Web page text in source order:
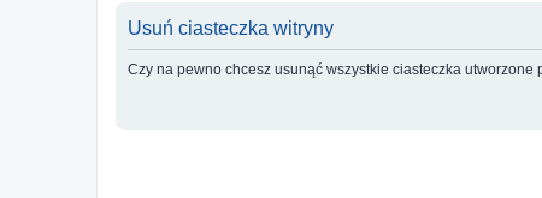
Usuń ciasteczka witryny
Czy na pewno chcesz usunąć wszystkie ciasteczka utworzone